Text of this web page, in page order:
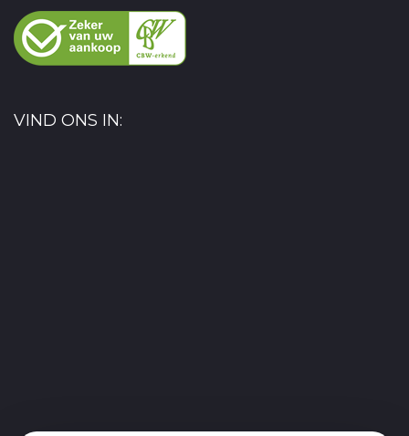
VIND ONS IN: